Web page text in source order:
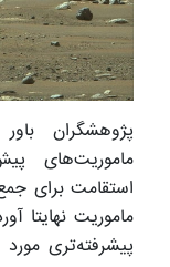
پژوهشگران
ماموریت‌های
استقامت برای
ماموریت نهایتا
پیشرفته‌تری